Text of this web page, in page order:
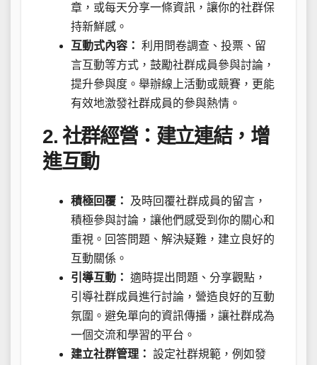
章，或每天分享一條資訊，讓你的社群保
持新鮮感。
互動式內容： 利用問卷調查、投票、留
言互動等方式，鼓勵社群成員參與討論，
提升參與度。舉辦線上活動或競賽，更能
有效地激發社群成員的參與熱情。
2. 社群經營：建立連結，增
進互動
積極回覆：
及時回覆社群成員的留言，
積極參與討論，讓他們感受到你的關心和
重視。回答問題、解決疑難，建立良好的
互動關係。
引導互動： 適時提出問題、分享觀點，
引導社群成員進行討論，營造良好的互動
氛圍。避免單向的資訊傳播，讓社群成為
一個交流和學習的平台。
建立社群管理： 設定社群規範，例如發